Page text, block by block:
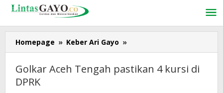
Lewati
konten
Homepage » Keber Ari Gayo »
Aceh
Tengah
pastikan
Golkar Aceh Tengah pastikan 4 kursi di
DPRK